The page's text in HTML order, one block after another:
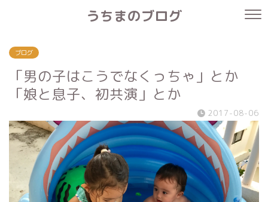
うちまのブログ
ブログ
「男の子はこうでなくっちゃ」とか
「娘と息子、初共演」とか
2017-08-06